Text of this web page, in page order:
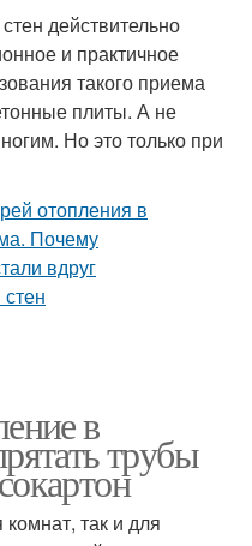
действительно
и практичное
такого приема
плиты. А не
Но это только при
в
трубы
так и для